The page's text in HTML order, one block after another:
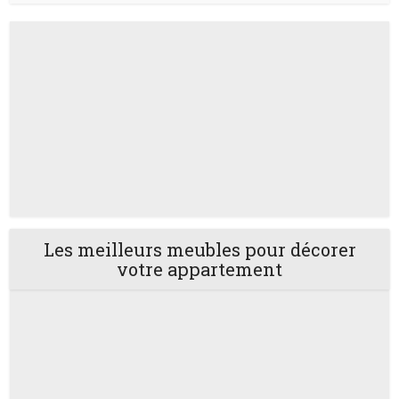
Les meilleurs meubles pour décorer
votre appartement